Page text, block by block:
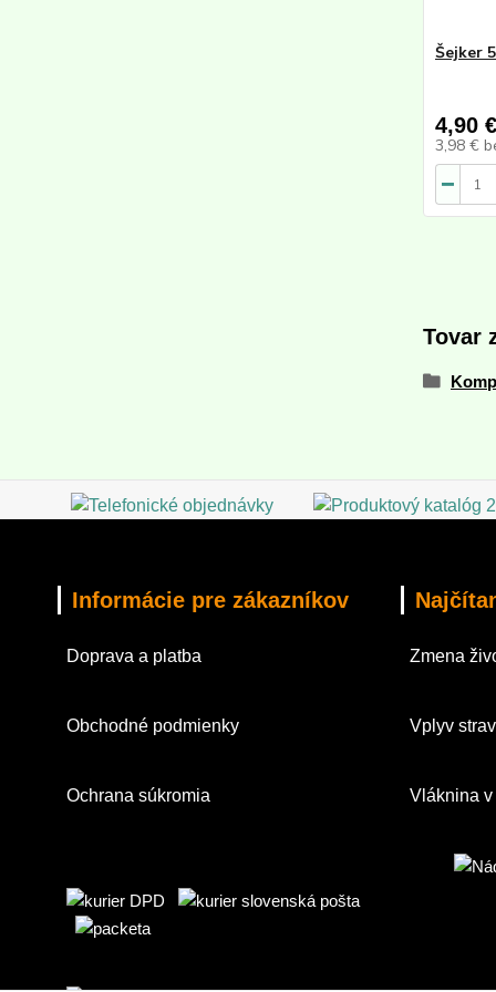
Šejker
4,90 €
3,98 €
Tovar
Informácie pre zákazníkov
Doprava a platba
Obchodné podmienky
Ochrana súkromia
Zmena
Vplyv
Vláknina v